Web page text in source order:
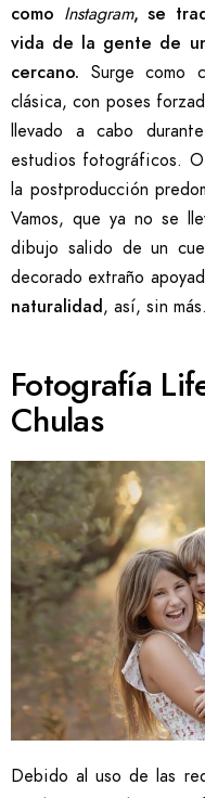
como Instagram, se
vida de la gente de
cercano. Surge como
clásica, con poses
llevado a cabo
estudios fotográficos.
la postproducción
Vamos, que ya no se
dibujo salido de un
decorado extraño
naturalidad, así, sin más.
Fotografía
Chulas
Debido al uso de las